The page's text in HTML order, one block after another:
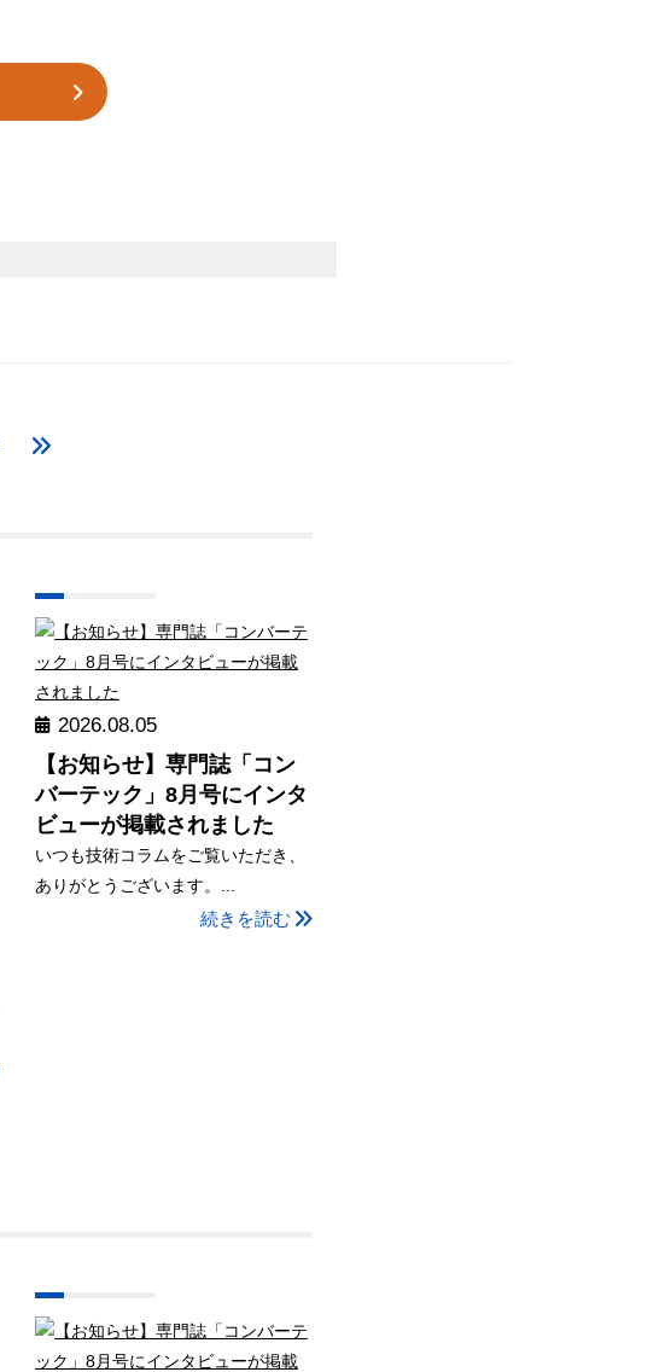
2026.08.05
【お知らせ】専門誌「コン
バーテック」8月号にインタ
ビューが掲載されました
いつも技術コラムをご覧いただき、
ありがとうございます。...
続きを読む